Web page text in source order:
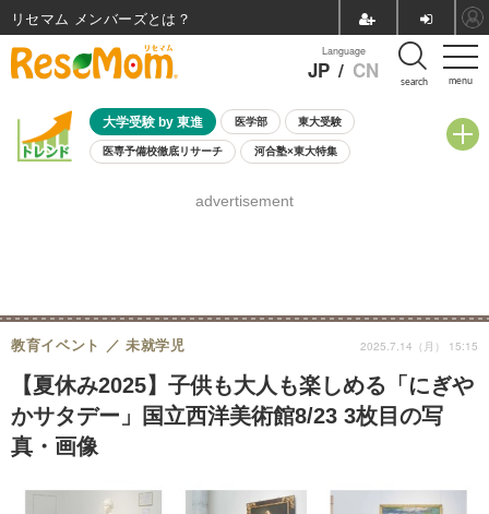
menu
Language
JP / CN search
大学受験 by 東進 医学部 東大受験
医専予備校徹底リサーチ 河合塾×東大特集
8月開催学校説明会・相談会
advertisement
【夏休み2025】子供も大人も楽しめる「にぎや
かサタデー」国立西洋美術館8/23 3枚目の写
真・画像
教育イベント 未就学児 2025.7.14（月） 15:15
リセマム メンバーズ